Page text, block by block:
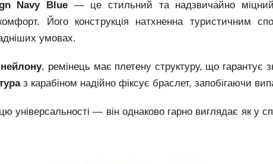
Navy Blue— це стильний та надзвичайно міцний
Його конструкція натхненна туристичним
умовах.
, ремінець має плетену структуру, що гарантує
з карабіном надійно фіксує браслет, запобігаючи
універсальності — він однаково гарно виглядає як у